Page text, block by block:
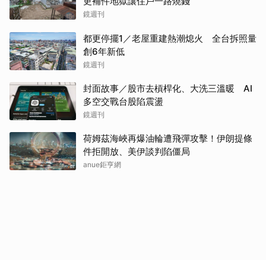
鏡週刊
都更停擺1／老屋重建熱潮熄火 全台拆照量
創6年新低
鏡週刊
封面故事／股市去槓桿化、大洗三溫暖 AI
多空交戰台股陷震盪
鏡週刊
荷姆茲海峽再爆油輪遭飛彈攻擊！伊朗提條
件拒開放、美伊談判陷僵局
anue鉅亨網